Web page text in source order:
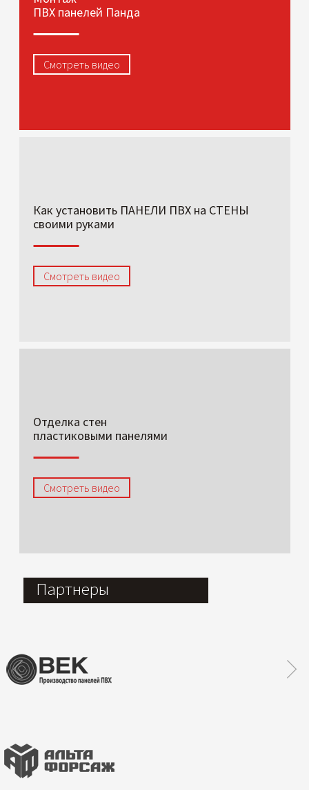
ПВХ панелей Панда
Смотреть видео
Как установить ПАНЕЛИ ПВХ на СТЕНЫ
своими руками
Смотреть видео
Отделка стен
пластиковыми панелями
Смотреть видео
Партнеры